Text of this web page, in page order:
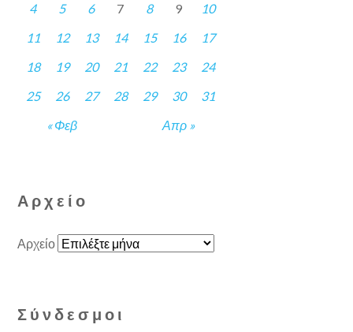
« Φεβ Απρ »
4
5 6 7 8 9
10
11
12 13 14 15 16
17
18
19 20 21 22 23
24
25
26 27 28 29 30 31
Αρχείο
Αρχείο
Σύνδεσμοι